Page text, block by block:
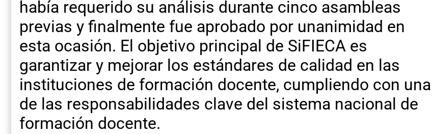
había requerido su análisis durante cinco asambleas
previas y finalmente fue aprobado por unanimidad en
esta ocasión. El objetivo principal de SiFIECA es
garantizar y mejorar los estándares de calidad en las
instituciones de formación docente, cumpliendo con una
de las responsabilidades clave del sistema nacional de
formación docente.